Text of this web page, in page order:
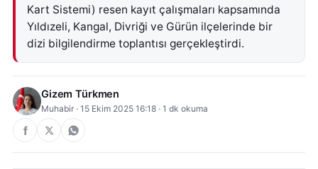
Kart Sistemi) resen kayıt çalışmaları kapsamında
Yıldızeli, Kangal, Divriği ve Gürün ilçelerinde bir
dizi bilgilendirme toplantısı gerçekleştirdi.
Gizem Türkmen
Muhabir · 15 Ekim 2025 16:18 · 1 dk okuma